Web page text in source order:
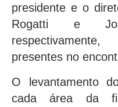
presidente e o
Rogatti e
presentes no
O levantamento
cada área da